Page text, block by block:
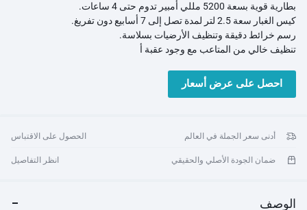
بطارية قوية بسعة 5200 مللي أمبير تدوم حتى 4 ساعات.
كيس الغبار سعة 2.5 لتر لمدة تصل إلى 7 أسابيع دون تفريغ.
رسم خرائط دقيقة وتنظيف الأرضيات بسلاسة.
تنظيف خالي من المتاعب مع وجود عقبة أ
احصل على عرض أسعار
أدنى سعر الجملة في العالم الحصول على الاقتباس
ضمان الجودة الأصلي والحقيقي انظر التفاصيل
الوصف